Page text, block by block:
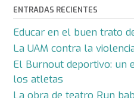
ENTRADAS RECIENTES
Educar en el buen trato
La UAM contra la
El Burnout deportivo: un
los atletas
La obra de teatro Run